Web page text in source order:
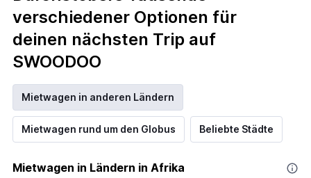
verschiedener Optionen für
deinen nächsten Trip auf
SWOODOO
Mietwagen in anderen Ländern
Mietwagen rund um den Globus Beliebte Städte
Mietwagen in Ländern in Afrika